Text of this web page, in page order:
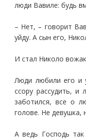
люди Вавиле: будь
– Нет, – говорит
уйду. А сын его,
И стал Николо
Люди любили его и
ссору рассудить,
заботился, все о
голове. Не девушка,
А ведь Господь